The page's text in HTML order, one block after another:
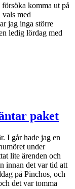
komma ut på
vals med
jag inga större
ledig lördag med
paket
I går hade jag en
under
lite ärenden och
innan det var tid att
på Pinchos, och
det var tomma